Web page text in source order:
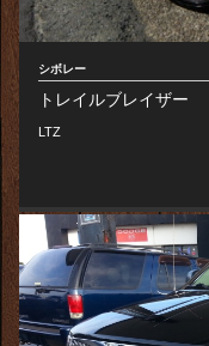
シボレー
トレイルブレイザー
LTZ